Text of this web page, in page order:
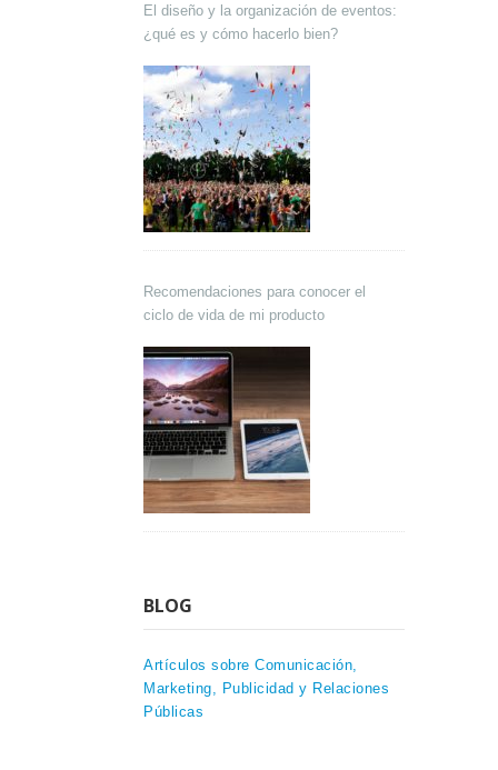
El diseño y la organización de eventos:
¿qué es y cómo hacerlo bien?
Recomendaciones para conocer el
ciclo de vida de mi producto
BLOG
Artículos sobre Comunicación,
Marketing, Publicidad y Relaciones
Públicas